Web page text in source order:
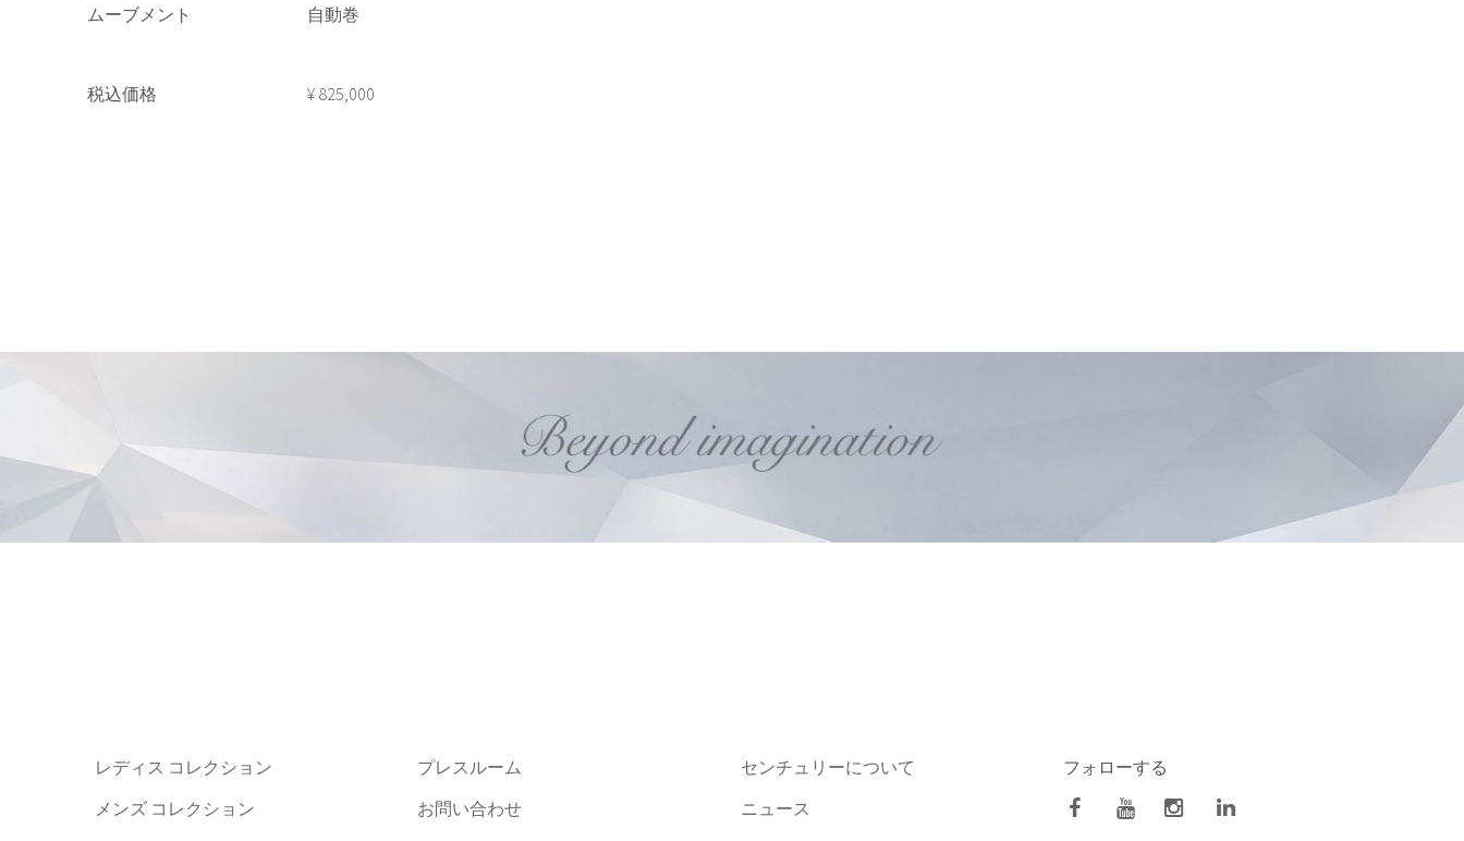
ムーブメント 自動巻
税込価格 ¥ 825,000
レディス コレクション
メンズ コレクション
プレスルーム
お問い合わせ
センチュリーについて
ニュース
フォローする
facebookYoutubeInstagram